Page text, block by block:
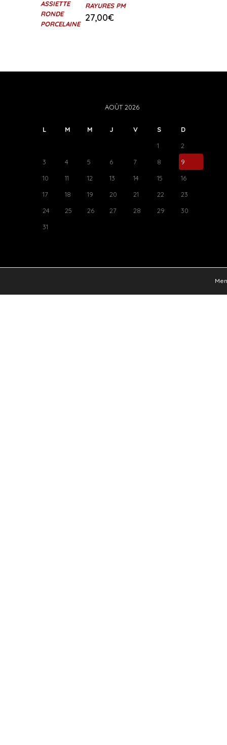
RAYURES PM
27,00€
AOÛT 2026
L M M J V S
D
1
2
3
4 5 6 7 8
9
10
11 12 13 14 15
16
17
18 19 20 21 22
23
24
25 26 27 28 29
30
31